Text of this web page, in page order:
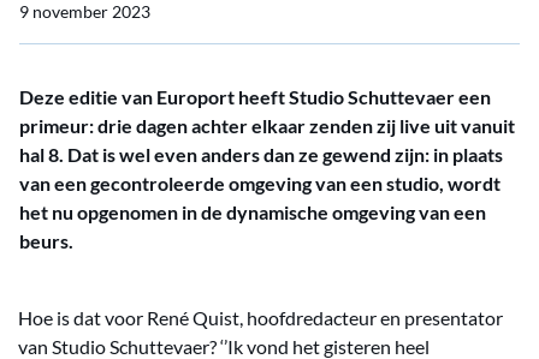
9 november 2023
Deze editie van Europort heeft Studio Schuttevaer een
primeur: drie dagen achter elkaar zenden zij live uit vanuit
hal 8. Dat is wel even anders dan ze gewend zijn: in plaats
van een gecontroleerde omgeving van een studio, wordt
het nu opgenomen in de dynamische omgeving van een
beurs.
Hoe is dat voor René Quist, hoofdredacteur en presentator
van Studio Schuttevaer? ‘’Ik vond het gisteren heel